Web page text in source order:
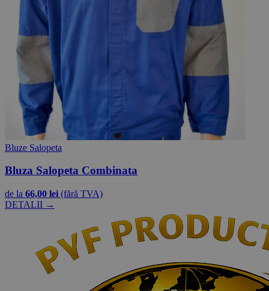
Bluze Salopeta
Bluza Salopeta Combinata
de la 66,00 lei (fără TVA)
DETALII →